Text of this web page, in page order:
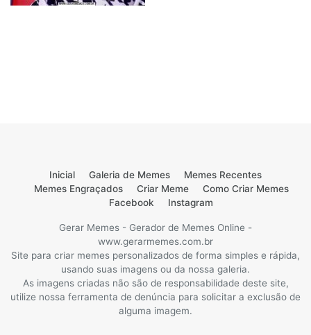
Inicial Galeria de Memes
Memes Recentes
Memes Engraçados
Criar Meme
Como Criar Memes
Facebook
Instagram
Gerar Memes - Gerador de Memes Online -
www.gerarmemes.com.br
Site para criar memes personalizados de forma simples e rápida,
usando suas imagens ou da nossa galeria.
As imagens criadas não são de responsabilidade deste site,
utilize nossa ferramenta de denúncia para solicitar a exclusão de
alguma imagem.